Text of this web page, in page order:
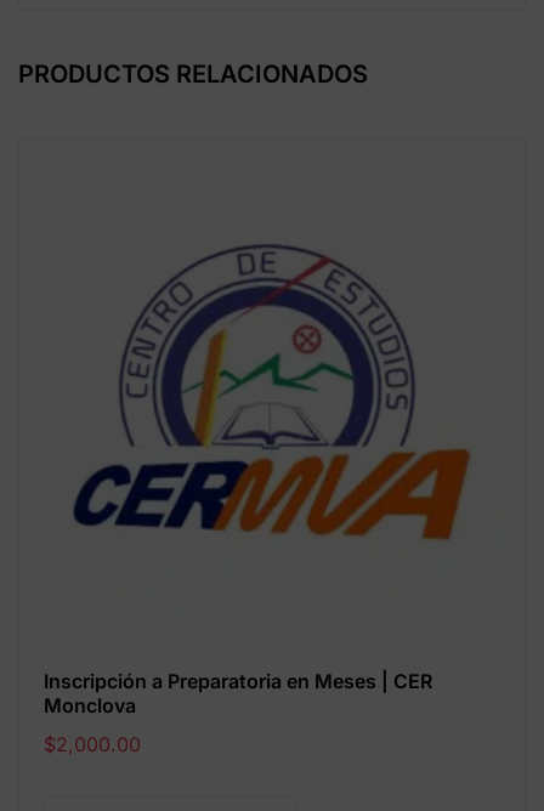
PRODUCTOS RELACIONADOS
Inscripción a Preparatoria en Meses | CER
Monclova
$2,000.00